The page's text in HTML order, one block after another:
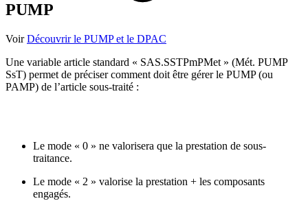
PUMP
VoirDécouvrir le PUMP et le DPAC
Une variable article standard « SAS.SSTPmPMet » (Mét. PUMP
SsT) permet de préciser comment doit être gérer le PUMP (ou
PAMP) de l’article sous-traité :
Le mode « 0 » ne valorisera que la prestation de sous-
traitance.
Le mode « 2 » valorise la prestation + les composants
engagés.